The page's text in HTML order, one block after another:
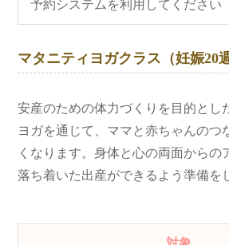
予約システムを利用してください
マタニティヨガクラス（妊娠20
安産のための体力づくりを目的とし
ヨガを通じて、ママと赤ちゃんのつ
くなります。身体と心の両面からの
落ち着いた出産ができるよう準備を